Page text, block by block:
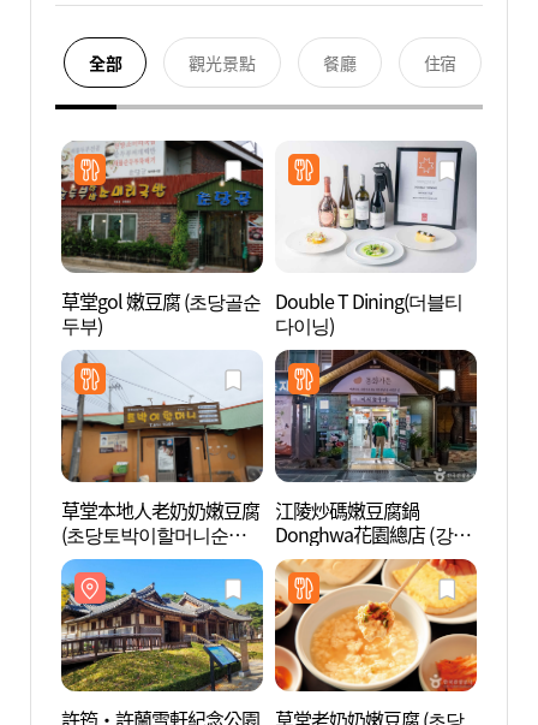
全部 觀光景點 餐廳 住宿
草堂gol 嫩豆腐 (초당골순
두부)
Double T Dining(더블티
다이닝)
草堂本地人老奶奶嫩豆腐
(초당토박이할머니순두
부)
江陵炒碼嫩豆腐鍋
Donghwa花園總店 (강릉
짬뽕순두부 동화가든 본
점)
許筠·許蘭雪軒紀念公園 草堂老奶奶嫩豆腐 (초당